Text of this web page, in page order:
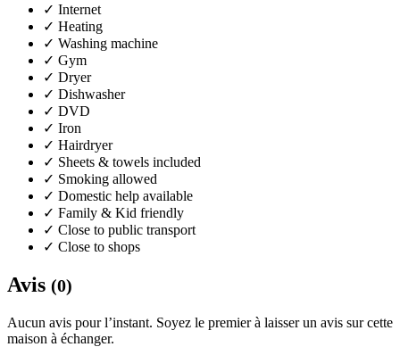
✓ Internet
✓ Heating
✓ Washing machine
✓ Gym
✓ Dryer
✓ Dishwasher
✓ DVD
✓ Iron
✓ Hairdryer
✓ Sheets & towels included
✓ Smoking allowed
✓ Domestic help available
✓ Family & Kid friendly
✓ Close to public transport
✓ Close to shops
Avis (0)
Aucun avis pour l’instant. Soyez le premier à laisser un avis sur cette
maison à échanger.